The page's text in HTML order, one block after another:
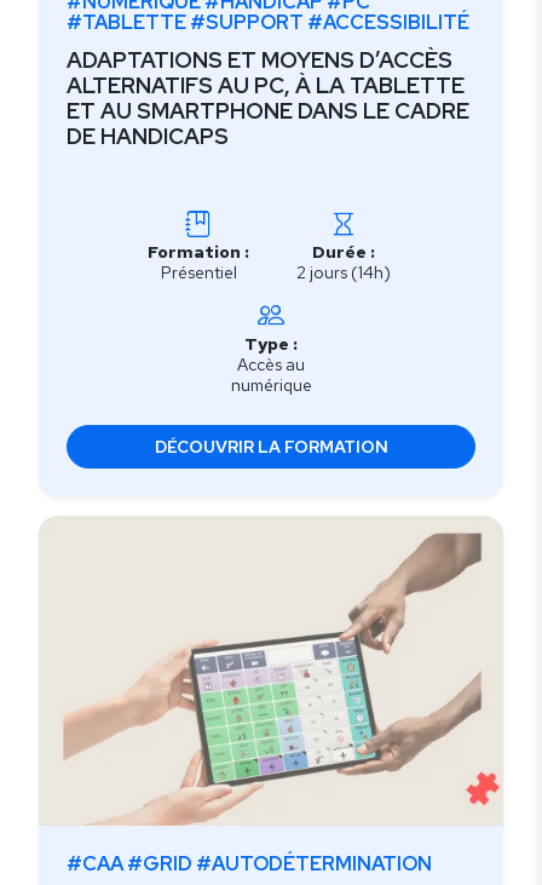
#TABLETTE #SUPPORT #ACCESSIBILITÉ
ADAPTATIONS ET MOYENS D’ACCÈS
ALTERNATIFS AU PC, À LA TABLETTE
ET AU SMARTPHONE DANS LE CADRE
DE HANDICAPS
Formation :
Présentiel
Durée :
2 jours (14h)
Type :
Accès au
numérique
DÉCOUVRIR LA FORMATION
#CAA #GRID #AUTODÉTERMINATION